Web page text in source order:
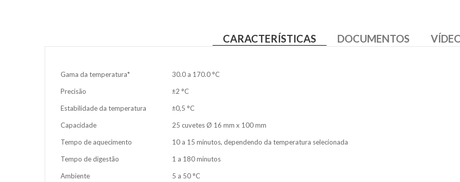
CARACTERÍSTICAS DOCUMENTOS
Gama da temperatura* 30.0 a 170.0 °C
Precisão ±2 °C
Estabilidade da temperatura ±0,5 °C
Capacidade 25 cuvetes Ø 16 mm x 100 mm
Tempo de aquecimento 10 a 15 minutos, dependendo da temperatura selecionada
Tempo de digestão 1 a 180 minutos
Ambiente 5 a 50 °C